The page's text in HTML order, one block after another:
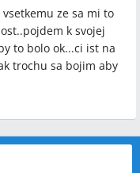
ze sa mi to
k svojej
to bolo ok...ci ist na
trochu sa bojim aby